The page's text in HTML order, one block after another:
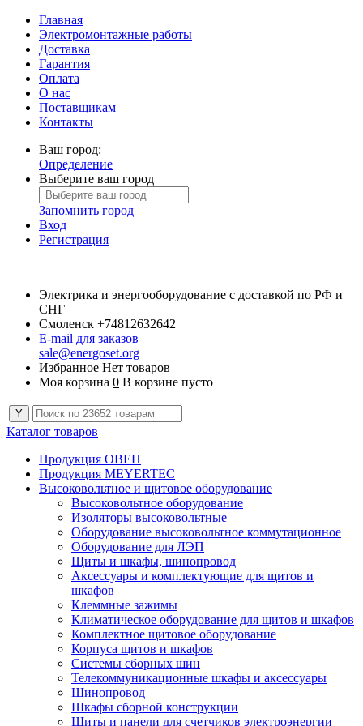
Главная
Электромонтажные работы
Доставка
Гарантия
Оплата
О нас
Поставщикам
Контакты
Ваш город:
Определение
Выберите ваш город
Запомнить город
Вход
Регистрация
Электрика и энергооборудование с доставкой по РФ и
СНГ
Смоленск +74812632642
E-mail для заказов
sale@energoset.org
Избранное Нет товаров
Моя корзина 0 В корзине пусто
Каталог товаров
Продукция ОВЕН
Продукция MEYERTEC
Высоковольтное и щитовое оборудование
Высоковольтное оборудование
Изоляторы высоковольтные
Оборудование высоковольтное коммутационное
Оборудование для ЛЭП
Щиты и шкафы, шинопровод
Аксессуары и комплектующие для щитов и
шкафов
Клеммные зажимы
Климатическое оборудование для щитов и шкафов
Комплектное щитовое оборудование
Корпуса щитов и шкафов
Системы сборных шин
Телекоммуникационные шкафы и аксессуары
Шинопровод
Шкафы сборной конструкции
Щиты и панели для счетчиков электроэнергии